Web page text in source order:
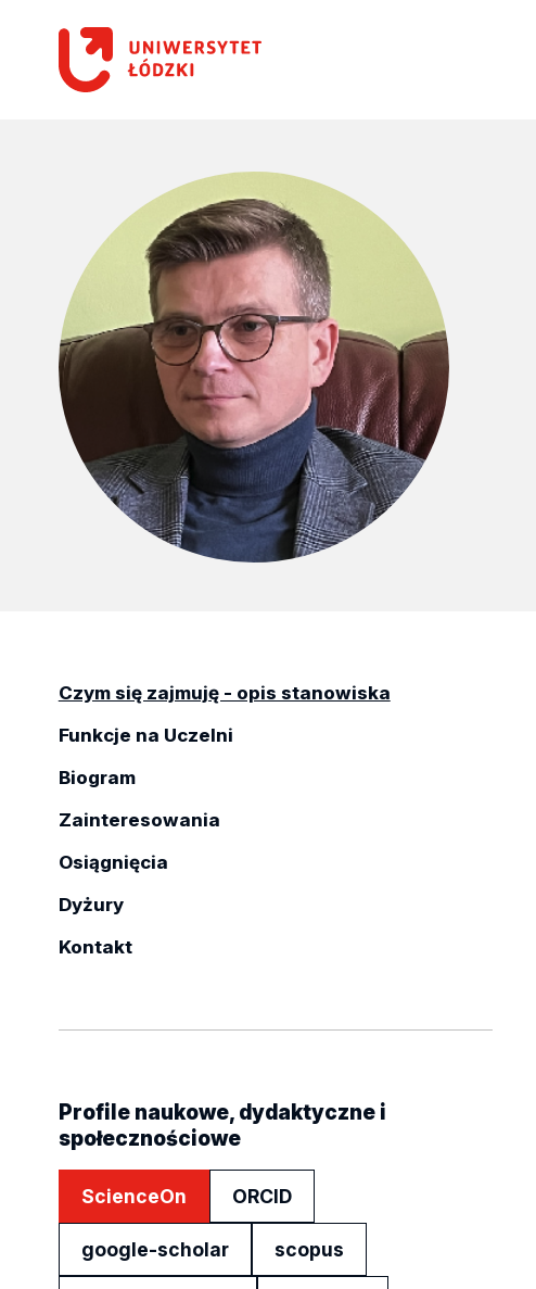
Czym się zajmuję - opis stanowiska
Funkcje na Uczelni
Biogram
Zainteresowania
Osiągnięcia
Dyżury
Kontakt
Profile naukowe, dydaktyczne i
społecznościowe
ScienceOn ORCID
google-scholar scopus